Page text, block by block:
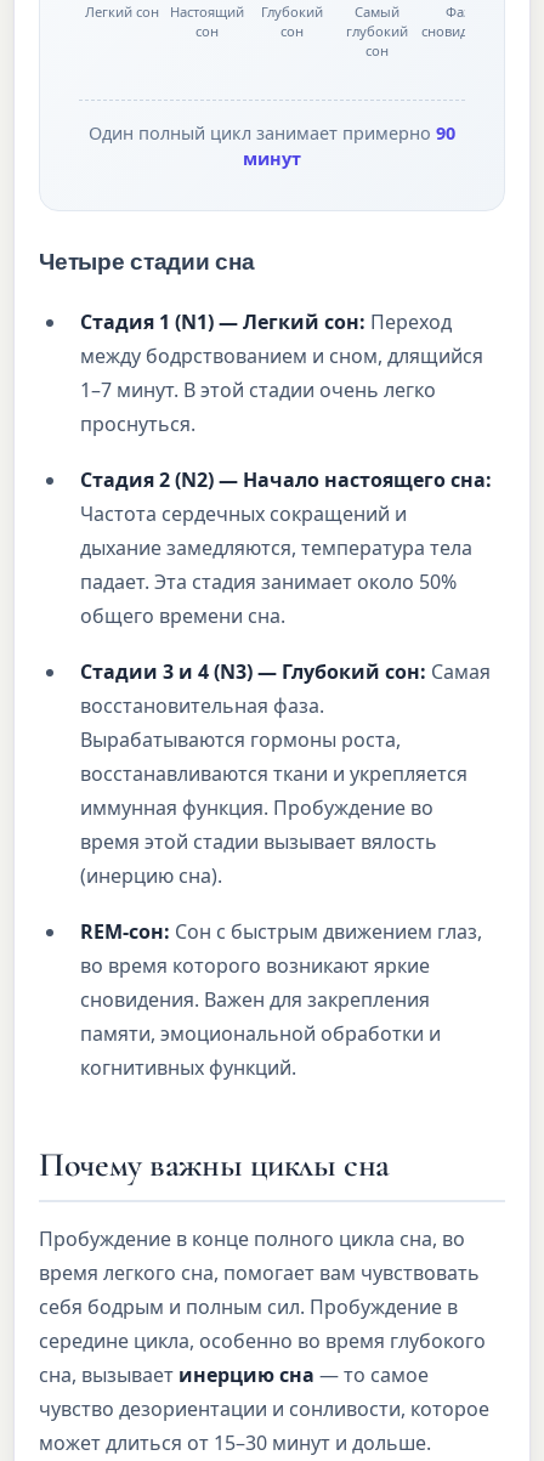
Легкий сон
Настоящий
сон
Глубокий
сон
Самый
глубокий
сон
Фаза
сновидений
Один полный цикл занимает примерно 90
минут
Четыре стадии сна
Стадия 1 (N1) — Легкий сон: Переход
между бодрствованием и сном, длящийся
1–7 минут. В этой стадии очень легко
проснуться.
Стадия 2 (N2) — Начало настоящего сна:
Частота сердечных сокращений и
дыхание замедляются, температура тела
падает. Эта стадия занимает около 50%
общего времени сна.
Стадии 3 и 4 (N3) — Глубокий сон: Самая
восстановительная фаза.
Вырабатываются гормоны роста,
восстанавливаются ткани и укрепляется
иммунная функция. Пробуждение во
время этой стадии вызывает вялость
(инерцию сна).
REM-сон: Сон с быстрым движением глаз,
во время которого возникают яркие
сновидения. Важен для закрепления
памяти, эмоциональной обработки и
когнитивных функций.
Почему важны циклы сна
Пробуждение в конце полного цикла сна, во
время легкого сна, помогает вам чувствовать
себя бодрым и полным сил. Пробуждение в
середине цикла, особенно во время глубокого
сна, вызывает инерцию сна — то самое
чувство дезориентации и сонливости, которое
может длиться от 15–30 минут и дольше.